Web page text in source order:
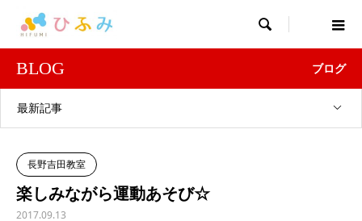

BLOG ブログ
最新記事
長野吉田教室
楽しみながら運動あそび☆
2017.09.13